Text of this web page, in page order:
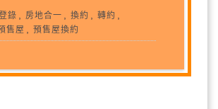
錄 房地合一 ,換約 ,轉約
售屋 ,預售屋換約